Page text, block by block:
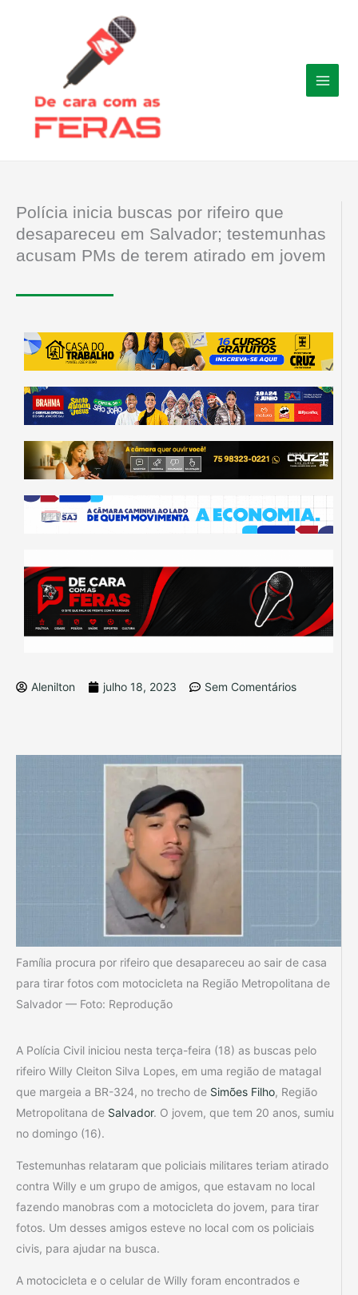
Polícia inicia buscas por rifeiro que
desapareceu em Salvador; testemunhas
acusam PMs de terem atirado em jovem
Alenilton julho 18, 2023 Sem Comentários
Família procura por rifeiro que desapareceu ao sair de casa
para tirar fotos com motocicleta na Região Metropolitana de
Salvador — Foto: Reprodução
A Polícia Civil iniciou nesta terça-feira (18) as buscas pelo
rifeiro Willy Cleiton Silva Lopes, em uma região de matagal
que margeia a BR-324, no trecho de Simões Filho, Região
Metropolitana de Salvador. O jovem, que tem 20 anos, sumiu
no domingo (16).
Testemunhas relataram que policiais militares teriam atirado
contra Willy e um grupo de amigos, que estavam no local
fazendo manobras com a motocicleta do jovem, para tirar
fotos. Um desses amigos esteve no local com os policiais
civis, para ajudar na busca.
A motocicleta e o celular de Willy foram encontrados e